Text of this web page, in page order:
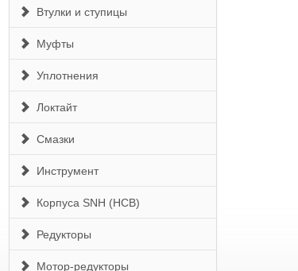
Втулки и ступицы
Муфты
Уплотнения
Локтайт
Смазки
Инструмент
Корпуса SNH (HCB)
Редукторы
Мотор-редукторы